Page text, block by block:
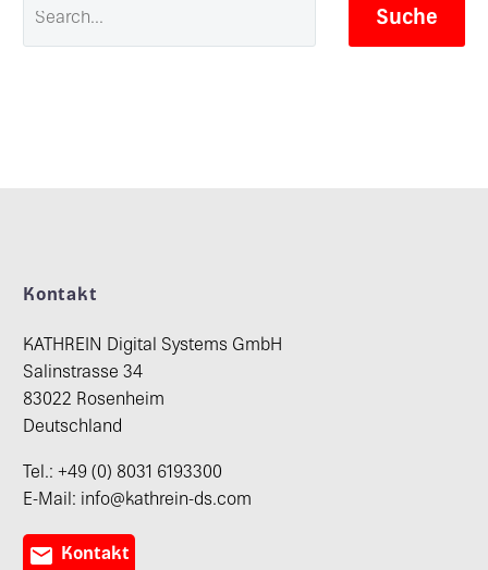
Suche
Kontakt
KATHREIN Digital Systems GmbH
Salinstrasse 34
83022 Rosenheim
Deutschland
Tel.: +49 (0) 8031 6193300
E-Mail: info@kathrein-ds.com
 Kontakt